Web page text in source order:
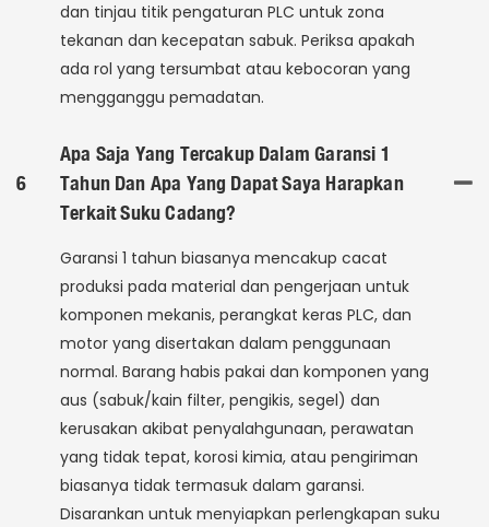
dan tinjau titik pengaturan PLC untuk zona
tekanan dan kecepatan sabuk. Periksa apakah
ada rol yang tersumbat atau kebocoran yang
mengganggu pemadatan.
6
Apa Saja Yang Tercakup Dalam Garansi 1
Tahun Dan Apa Yang Dapat Saya Harapkan
Terkait Suku Cadang?
Garansi 1 tahun biasanya mencakup cacat
produksi pada material dan pengerjaan untuk
komponen mekanis, perangkat keras PLC, dan
motor yang disertakan dalam penggunaan
normal. Barang habis pakai dan komponen yang
aus (sabuk/kain filter, pengikis, segel) dan
kerusakan akibat penyalahgunaan, perawatan
yang tidak tepat, korosi kimia, atau pengiriman
biasanya tidak termasuk dalam garansi.
Disarankan untuk menyiapkan perlengkapan suku